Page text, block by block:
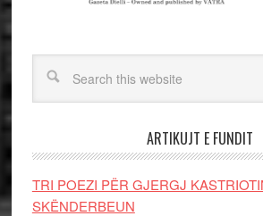
ARTIKUJT E FUNDIT
TRI POEZI PËR GJERGJ
SKËNDERBEUN